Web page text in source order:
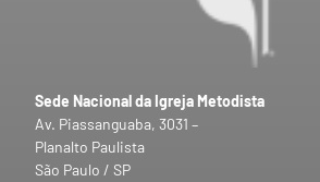
Sede Nacional da Igreja Metodista
Av. Piassanguaba, 3031 –
Planalto Paulista
São Paulo / SP